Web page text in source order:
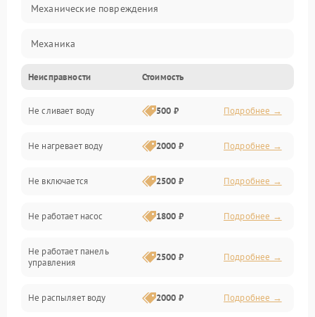
Механические повреждения
Механика
Управление
Электропитание
Датчики
Нагрев
Вода
Гигиена
Программное обеспечение
Неисправности Стоимость
Не сливает воду 500 ₽ Подробнее →
Не нагревает воду 2000 ₽ Подробнее →
Не включается 2500 ₽ Подробнее →
Не работает насос 1800 ₽ Подробнее →
Не работает панель
управления
2500 ₽ Подробнее →
Не распыляет воду 2000 ₽ Подробнее →